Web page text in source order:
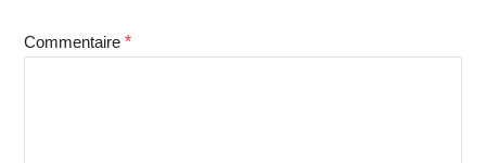
Commentaire *